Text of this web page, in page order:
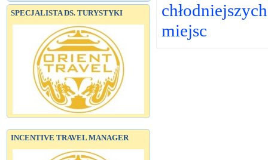
SPECJALISTA DS. TURYSTYKI
INCENTIVE TRAVEL MANAGER
chłodniejszych
miejsc